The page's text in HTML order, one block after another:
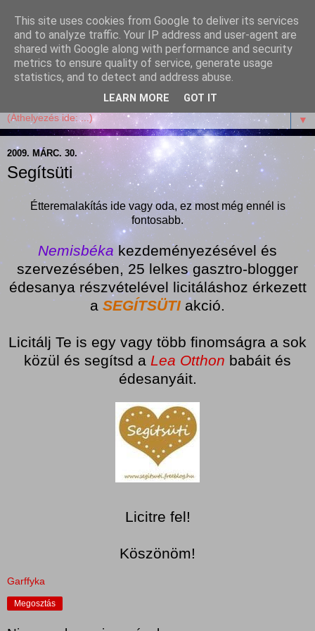
Garffyka
Szösszenetek a konyhámból, az életemből. Mosollyal,
receptekkel, vidámsággal, marcipánnal, csokival.
▼
2009. MÁRC. 30.
Segítsüti
Étteremalakítás ide vagy oda, ez most még ennél is
fontosabb.
Nemisbéka kezdeményezésével és
szervezésében, 25 lelkes gasztro-blogger
édesanya részvételével licitáláshoz érkezett
a SEGÍTSÜTI akció.
Licitálj Te is egy vagy több finomságra a sok
közül és segítsd a Lea Otthon babáit és
édesanyáit.
Licitre fel!
Köszönöm!
Garffyka
Megosztás
This site uses cookies from Google to deliver its services
and to analyze traffic. Your IP address and user-agent are
shared with Google along with performance and security
metrics to ensure quality of service, generate usage
statistics, and to detect and address abuse.
LEARN MORE GOT IT